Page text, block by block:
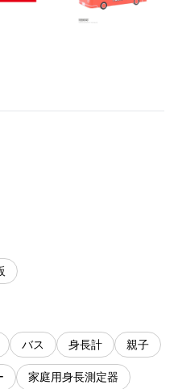
バス 身長計 親子
家庭用身長測定器